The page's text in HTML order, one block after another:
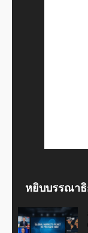
หยิบบรรณาธิ